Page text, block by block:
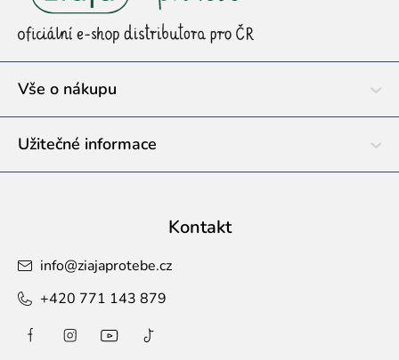
t
Vše o nákupu
Užitečné informace
Kontakt
info@ziajaprotebe.cz
+420 771 143 879